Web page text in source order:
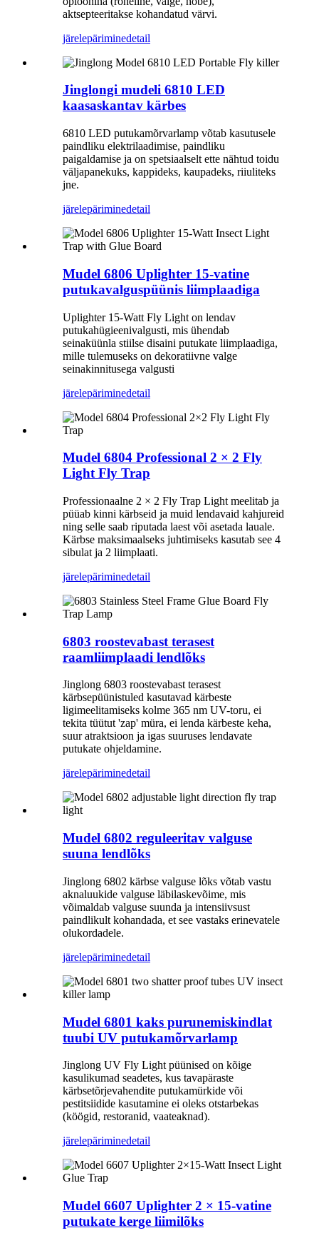
aktsepteeritakse kohandatud värvi.
järelepäriminedetail
Jinglongi mudeli 6810 LED
kaasaskantav kärbes
6810 LED putukamõrvarlamp võtab kasutusele
paindliku elektrilaadimise, paindliku
paigaldamise ja on spetsiaalselt ette nähtud toidu
väljapanekuks, kappideks, kaupadeks, riiuliteks
jne.
järelepäriminedetail
Mudel 6806 Uplighter 15-vatine
putukavalguspüünis liimplaadiga
Uplighter 15-Watt Fly Light on lendav
putukahügieenivalgusti, mis ühendab
seinaküünla stiilse disaini putukate liimplaadiga,
mille tulemuseks on dekoratiivne valge
seinakinnitusega valgusti
järelepäriminedetail
Mudel 6804 Professional 2 × 2 Fly
Light Fly Trap
Professionaalne 2 × 2 Fly Trap Light meelitab ja
püüab kinni kärbseid ja muid lendavaid kahjureid
ning selle saab riputada laest või asetada lauale.
Kärbse maksimaalseks juhtimiseks kasutab see 4
sibulat ja 2 liimplaati.
järelepäriminedetail
6803 roostevabast terasest
raamliimplaadi lendlõks
Jinglong 6803 roostevabast terasest
kärbsepüünistuled kasutavad kärbeste
ligimeelitamiseks kolme 365 nm UV-toru, ei
tekita tüütut 'zap' müra, ei lenda kärbeste keha,
suur atraktsioon ja igas suuruses lendavate
putukate ohjeldamine.
järelepäriminedetail
Mudel 6802 reguleeritav valguse
suuna lendlõks
Jinglong 6802 kärbse valguse lõks võtab vastu
aknaluukide valguse läbilaskevõime, mis
võimaldab valguse suunda ja intensiivsust
paindlikult kohandada, et see vastaks erinevatele
olukordadele.
järelepäriminedetail
Mudel 6801 kaks purunemiskindlat
tuubi UV putukamõrvarlamp
Jinglong UV Fly Light püünised on kõige
kasulikumad seadetes, kus tavapäraste
kärbsetõrjevahendite putukamürkide või
pestitsiidide kasutamine ei oleks otstarbekas
(köögid, restoranid, vaateaknad).
järelepäriminedetail
Mudel 6607 Uplighter 2 × 15-vatine
putukate kerge liimilõks